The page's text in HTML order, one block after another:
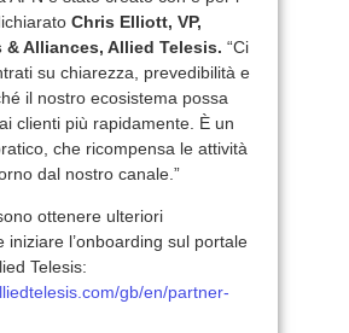
Chris Elliott, VP,
& Alliances, Allied Telesis. “Ci
su chiarezza, prevedibilità e
il nostro ecosistema possa
clienti più rapidamente. È un
che ricompensa le attività
dal nostro canale.”
ottenere ulteriori
iniziare l’onboarding sul portale
Telesis:
gb/en/partner-